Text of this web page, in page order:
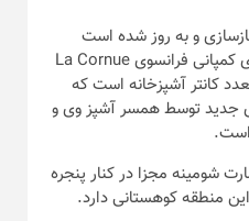
سال ۲۰۱۵ دوباره بازسازی و به روز شده است
دارای تجهیزات لوکس آشپزخانه ای کمپانی فرانسوی La Cornue
کانتر آشپزخانه است که
جدید توسط همسر آشپز وی و
شومینه مجزا در کنار پنجره
منطقه کوهستانی دارد.